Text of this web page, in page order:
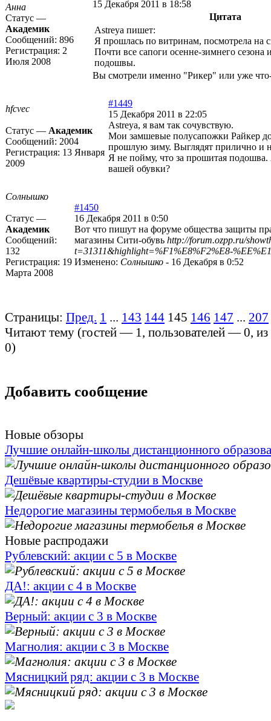
Анна
Статус —
Академик
Сообщений: 896
Регистрация: 2
Июля 2008
15 Декабря 2011 в 18:58
Цитата
Astreya пишет:
Я прошлась по витринам, посмотрела на
Почти все сапоги осенне-зимнего
подошвы.
Вы смотрели именно "Рикер" или уже что-
hfcvec
Статус — Академик
Сообщений: 2004
Регистрация: 13 Января
2009
#1449
15 Декабря 2011 в 22:05
Astreya, я вам так сочувствую.
Мои замшевые полусапожки Райкер
прошлую зиму. Выглядят прилично и
Я не пойму, что за прошитая
вашей обувки?
Солнышко
Статус —
Академик
Сообщений:
132
Регистрация: 19
Марта 2008
#1450
16 Декабря 2011 в 0:50
Вот что пишут на форуме общества защиты
магазины Сити-обувь http://forum.ozpp.ru/
t=31311&highlight=%F1%E8%F2%E8-
Изменено: Солнышко - 16 Декабря в 0:52
Страницы: Пред. 1 ... 143 144 145 146 147 ... 207
Читают тему (гостей — 1, пользователей —0,
0)
Добавить сообщение
Новые обзоры
Лучшие онлайн-школы дистанционного
Дешёвые квартиры-студии в Москве
Недорогие магазины термобелья в Москве
Новые распродажи
Рублевский: акции с 5 в Москве
ДА!: акции с 4 в Москве
Верный: акции с 3 в Москве
Магнолия: акции с 3 в Москве
Мясницкий ряд: акции с 3 в Москве